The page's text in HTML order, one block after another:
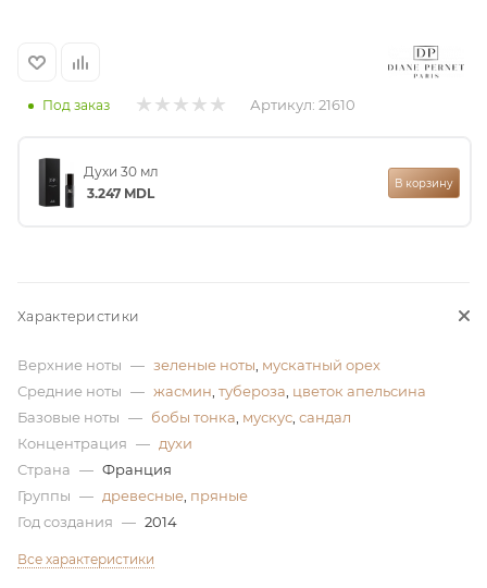
Под заказ Артикул: 21610
Духи 30 мл
3.247 MDL
В корзину
Характеристики
Верхние ноты — зеленые ноты, мускатный орех
Средние ноты — жасмин, тубероза, цветок апельсина
Базовые ноты — бобы тонка, мускус, сандал
Концентрация — духи
Страна — Франция
Группы — древесные, пряные
Год создания — 2014
Все характеристики